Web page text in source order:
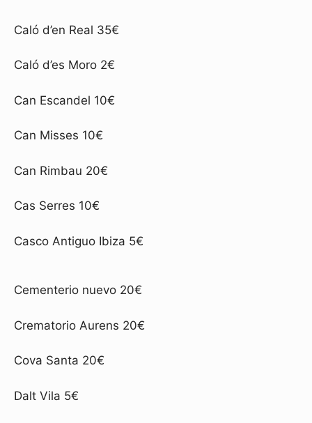
Caló d’en Real 35€
Caló d’es Moro 2€
Can Escandel 10€
Can Misses 10€
Can Rimbau 20€
Cas Serres 10€
Casco Antiguo Ibiza 5€
Cementerio nuevo 20€
Crematorio Aurens 20€
Cova Santa 20€
Dalt Vila 5€